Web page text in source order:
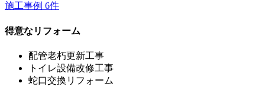
施工事例 6件
得意なリフォーム
配管老朽更新工事
トイレ設備改修工事
蛇口交換リフォーム